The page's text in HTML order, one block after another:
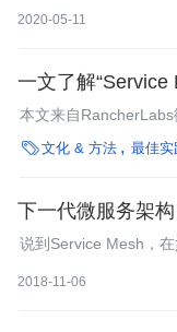
2020-05-11
一文了解“Service
本文来自
文化 & 方法 最佳实
下一代微服务架
说到Service Mesh，
晓。那么究竟什么是
的？
2018-11-06